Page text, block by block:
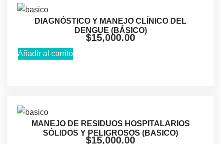
DIAGNÓSTICO Y MANEJO CLÍNICO DEL
DENGUE (BÁSICO)
$15,000.00
Añadir al carrito
MANEJO DE RESIDUOS HOSPITALARIOS
SÓLIDOS Y PELIGROSOS (BASICO)
$15,000.00